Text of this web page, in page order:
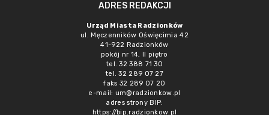
ADRES REDAKCJI
Urząd Miasta Radzionków
ul. Męczenników Oświęcimia 42
41-922 Radzionków
pokój nr 14, II piętro
tel. 32 388 71 30
tel. 32 289 07 27
faks 32 289 07 20
e-mail: um@radzionkow.pl
adres strony BIP:
https://bip.radzionkow.pl